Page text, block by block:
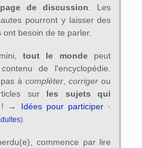
page de discussion. Les
pourront y laisser des
ont besoin de te parler.
tout le mondepeut
de l'encyclopédie.
pas àcompléter,corriger ou
sur les sujets qui
→ Idées pour participer·
).
commence par lire